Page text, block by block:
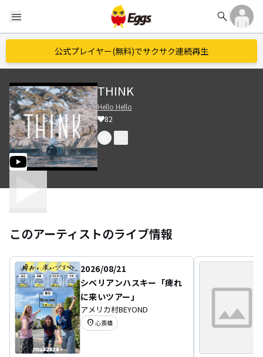
menu search
公式プレイヤー(無料)でサクサク連続再生
THINK
Hello Hello
82
このアーティストのライブ情報
2026/08/21
シベリアンハスキー「痺れ
に来いツアー」
アメリカ村BEYOND
location_on 心斎橋